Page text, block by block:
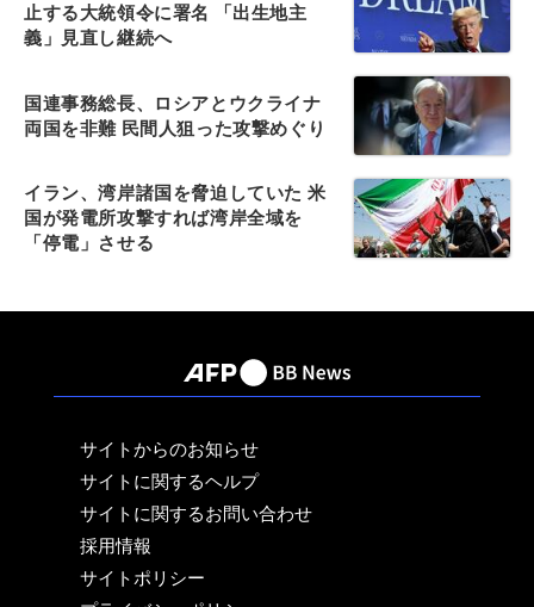
止する大統領令に署名 「出生地主
義」見直し継続へ
国連事務総長、ロシアとウクライナ
両国を非難 民間人狙った攻撃めぐり
イラン、湾岸諸国を脅迫していた 米
国が発電所攻撃すれば湾岸全域を
「停電」させる
サイトからのお知らせ
サイトに関するヘルプ
サイトに関するお問い合わせ
採用情報
サイトポリシー